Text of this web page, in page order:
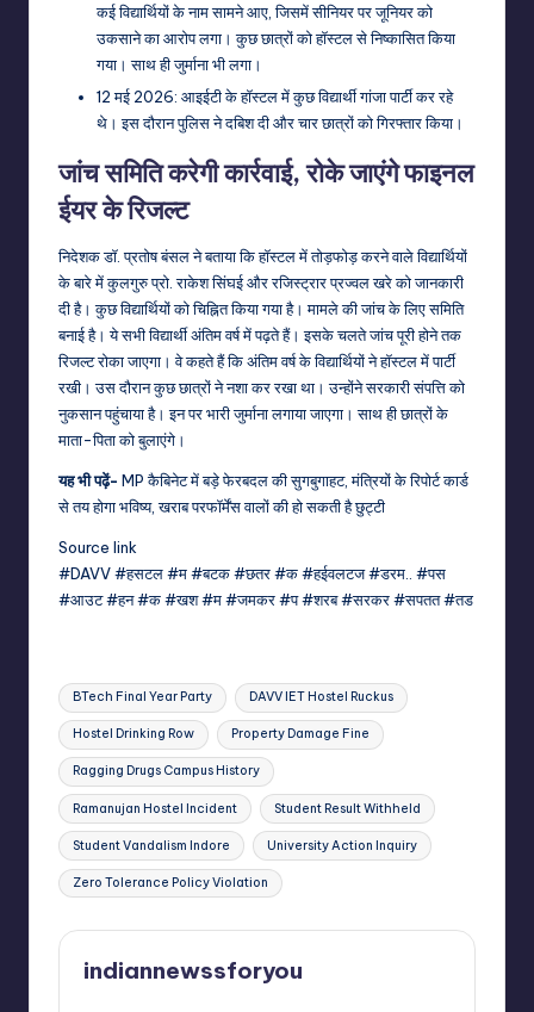
कई विद्यार्थियों के नाम सामने आए, जिसमें सीनियर पर जूनियर को
उकसाने का आरोप लगा। कुछ छात्रों को हॉस्टल से निष्कासित किया
गया। साथ ही जुर्माना भी लगा।
12 मई 2026: आइईटी के हॉस्टल में कुछ विद्यार्थी गांजा पार्टी कर रहे
थे। इस दौरान पुलिस ने दबिश दी और चार छात्रों को गिरफ्तार किया।
जांच समिति करेगी कार्रवाई, रोके जाएंगे फाइनल
ईयर के रिजल्ट
निदेशक डॉ. प्रतोष बंसल ने बताया कि हॉस्टल में तोड़फोड़ करने वाले विद्यार्थियों
के बारे में कुलगुरु प्रो. राकेश सिंघई और रजिस्ट्रार प्रज्वल खरे को जानकारी
दी है। कुछ विद्यार्थियों को चिह्नित किया गया है। मामले की जांच के लिए समिति
बनाई है। ये सभी विद्यार्थी अंतिम वर्ष में पढ़ते हैं। इसके चलते जांच पूरी होने तक
रिजल्ट रोका जाएगा। वे कहते हैं कि अंतिम वर्ष के विद्यार्थियों ने हॉस्टल में पार्टी
रखी। उस दौरान कुछ छात्रों ने नशा कर रखा था। उन्होंने सरकारी संपत्ति को
नुकसान पहुंचाया है। इन पर भारी जुर्माना लगाया जाएगा। साथ ही छात्रों के
माता-पिता को बुलाएंगे।
यह भी पढ़ें- MP कैबिनेट में बड़े फेरबदल की सुगबुगाहट, मंत्रियों के रिपोर्ट कार्ड
से तय होगा भविष्य, खराब परफॉर्मेंस वालों की हो सकती है छुट्टी
Source link
#DAVV #हसटल #म #बटक #छतर #क #हईवलटज #डरम.. #पस
#आउट #हन #क #खश #म #जमकर #प #शरब #सरकर #सपतत #तड
Tags:
BTech Final Year Party DAVV IET Hostel Ruckus
Hostel Drinking Row Property Damage Fine
Ragging Drugs Campus History
Ramanujan Hostel Incident Student Result Withheld
Student Vandalism Indore University Action Inquiry
Zero Tolerance Policy Violation
indiannewssforyou